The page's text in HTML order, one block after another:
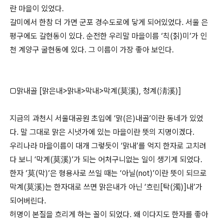
란 마을이 있었다.
갈미에서 한참 더 가면 군포 경수도로에 닿게 되어있었다. 서울 은
평구에도 갈현동이 있다. 순전한 우리말 마을이름 ‘칙(칡)미’가 인
천 계양구 굴현동에 있다. 그 이름이 가장 좋아 보인다.
□맑내골 [맑은내>맑내>막내>막계(莫溪), 청계(淸溪)]
지금의 과천시 서울대공원 초입에 ‘맑(은)내골’이란 동네가 있었
다. 말 그대로 맑은 시냇가에 있는 마을이란 뜻의 지명이겠다.
우리나라 마을이름이 대개 그렇듯이 ‘맑내’를 억지 한자로 고치려
다 보니 ‘막계(莫溪)’가 되는 어처구니없는 일이 생기게 되었다.
한자 ‘莫(막)’은 형용사로 쓰일 때는 ‘아닐(not)’이란 뜻이 되므로
막계(莫溪)는 한자대로 쓰면 맑은내가 아닌 ‘흐린[탁(濁)]내’가
되어버린다.
허명이 본질을 흐리게 하는 꼴이 되었다. 왜 이다지도 한자를 좋아